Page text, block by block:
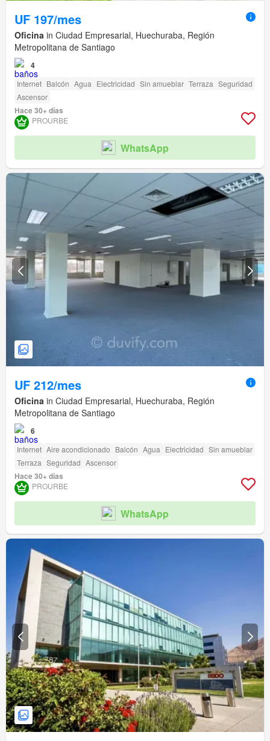
UF 197/mes
Oficina in Ciudad Empresarial, Huechuraba, Región
Metropolitana de Santiago
4
Internet Balcón Agua Electricidad Sin amueblar Terraza Seguridad
Ascensor
Hace 30+ días
PROURBE
WhatsApp
UF 212/mes
Oficina in Ciudad Empresarial, Huechuraba, Región
Metropolitana de Santiago
6
Internet Aire acondicionado Balcón Agua Electricidad Sin amueblar
Terraza Seguridad Ascensor
Hace 30+ días
PROURBE
WhatsApp